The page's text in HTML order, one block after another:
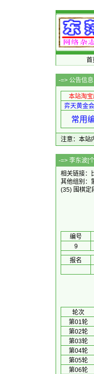
首
-=> 公告信息
本站淘
弈天黄金
常用
注意：本站
-=> 李东
相关链接：
其他组别：
(35) 围棋定
编号
9
报名
轮次
第01轮
第02轮
第03轮
第04轮
第05轮
第06轮